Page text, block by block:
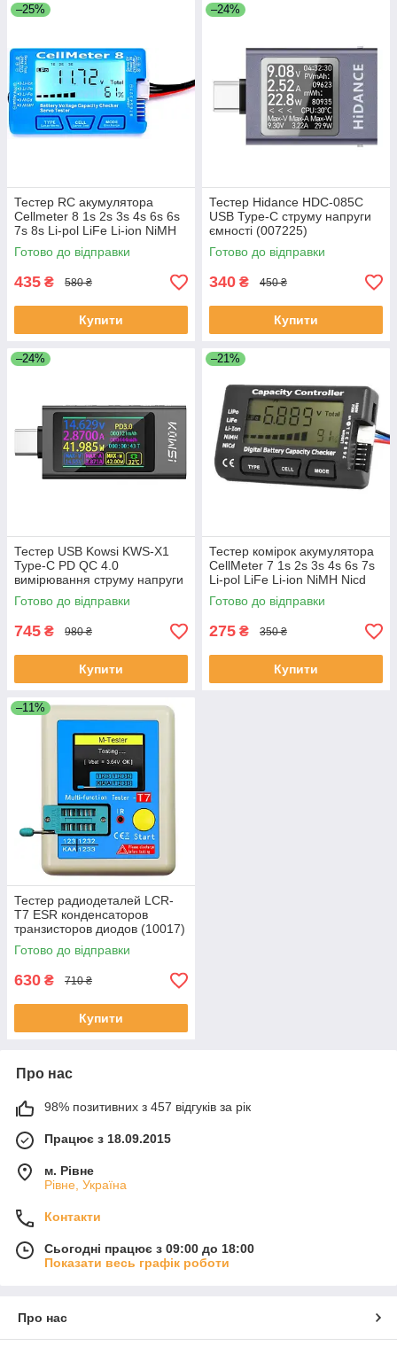
–25%
Тестер RC акумулятора
Cellmeter 8 1s 2s 3s 4s 6s 6s
7s 8s Li-pol LiFe Li-ion NiMH
Nicd (10046)
Готово до відправки
435 ₴ 580 ₴
Купити
–24%
Тестер Hidance HDC-085C
USB Type-C струму напруги
ємності (007225)
Готово до відправки
340 ₴ 450 ₴
Купити
–24%
Тестер USB Kowsi KWS-X1
Type-C PD QC 4.0
вимірювання струму напруги
потужності (007648)
Готово до відправки
745 ₴ 980 ₴
Купити
–21%
Тестер комірок акумулятора
CellMeter 7 1s 2s 3s 4s 6s 7s
Li-pol LiFe Li-ion NiMH Nicd
(001077)
Готово до відправки
275 ₴ 350 ₴
Купити
–11%
Тестер радиодеталей LCR-
T7 ESR конденсаторов
транзисторов диодов (10017)
Готово до відправки
630 ₴ 710 ₴
Купити
Про нас
98% позитивних з 457 відгуків за рік
Працює з 18.09.2015
м. Рівне
Рівне, Україна
Контакти
Сьогодні працює з 09:00 до 18:00
Показати весь графік роботи
Про нас